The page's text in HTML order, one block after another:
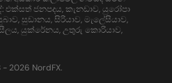
එක්සත් ජනපදය, කැනඩාව, යුරෝපා
සුඩානය, සිරියාව, මැලේසියාව,
යුක්රේනය, උතුරු කොරියාව,
2026 NordFX.